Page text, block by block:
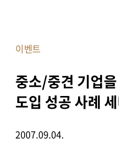
이벤트
중소/중견 기업
도입 성공 사례
2007.09.04.